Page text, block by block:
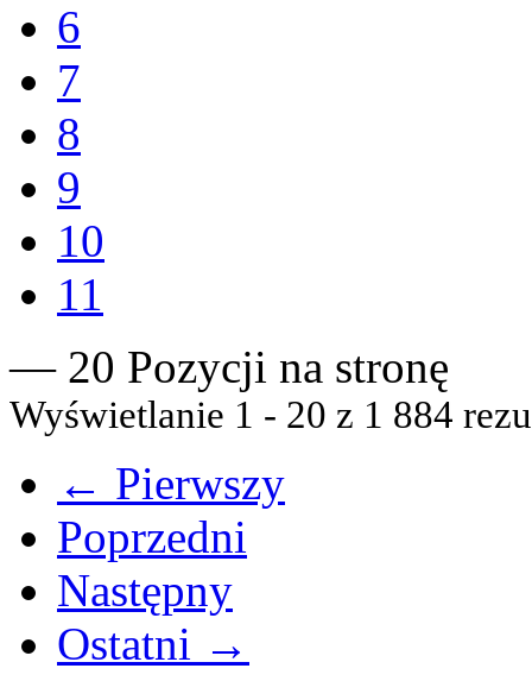
6
7
8
9
10
11
— 20 Pozycji na stronę
Wyświetlanie 1 - 20 z 1 884
← Pierwszy
Poprzedni
Następny
Ostatni →